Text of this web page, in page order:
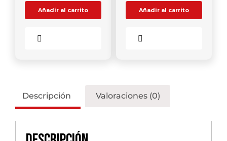
Añadir al carrito Añadir al carrito
Descripción Valoraciones (0)